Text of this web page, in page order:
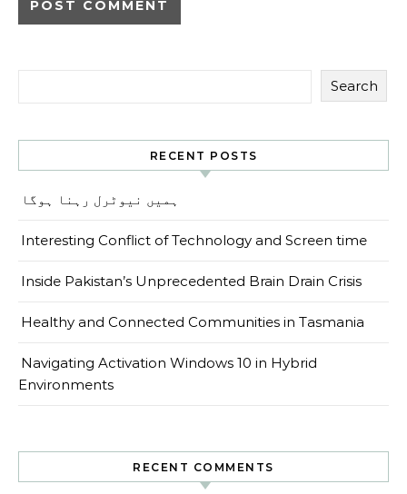
Search
RECENT POSTS
ہمیں نیوٹرل رہنا ہوگا
Interesting Conflict of Technology and Screen time
Inside Pakistan’s Unprecedented Brain Drain Crisis
Healthy and Connected Communities in Tasmania
Navigating Activation Windows 10 in Hybrid
Environments
RECENT COMMENTS